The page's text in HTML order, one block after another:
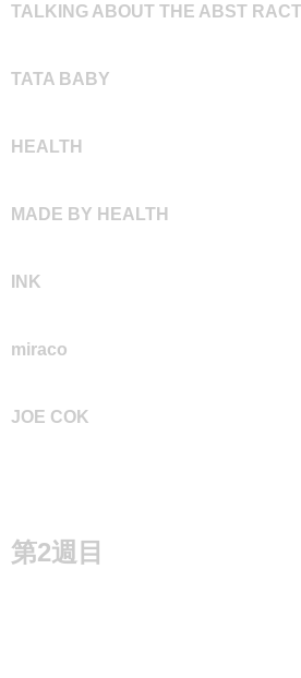
TALKING ABOUT THE ABST
TATA BABY
HEALTH
MADE BY HEALTH
INK
miraco
JOE COK
第2週目